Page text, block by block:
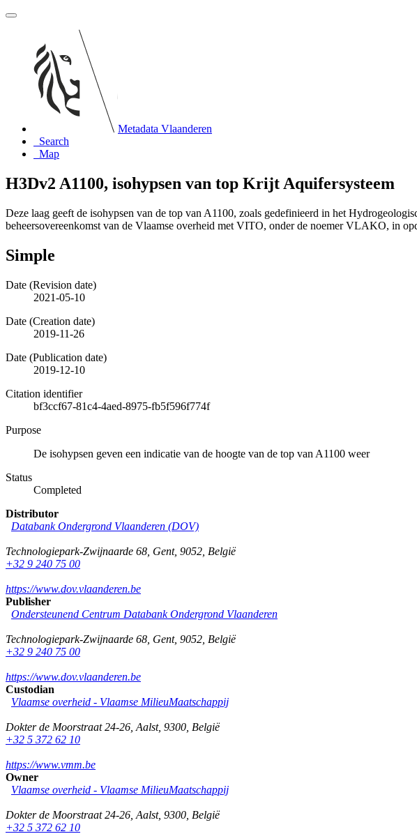
Metadata Vlaanderen
Search
Map
H3Dv2 A1100, isohypsen van top Krijt Aquifersysteem
Deze laag geeft de isohypsen van de top van A1100, zoals gedefinieerd in het
beheersovereenkomst van de Vlaamse overheid met VITO, onder de noemer VLAKO, in
Simple
Date (Revision date)
2021-05-10
Date (Creation date)
2019-11-26
Date (Publication date)
2019-12-10
Citation identifier
bf3ccf67-81c4-4aed-8975-fb5f596f774f
Purpose
De isohypsen geven een indicatie van de hoogte van de top van A1100 weer
Status
Completed
Distributor
Databank Ondergrond Vlaanderen (DOV)
Technologiepark-Zwijnaarde 68 Gent, 9052 België
+32 9 240 75 00
https://www.dov.vlaanderen.be
Publisher
Ondersteunend Centrum Databank Ondergrond Vlaanderen
Technologiepark-Zwijnaarde 68 Gent, 9052 België
+32 9 240 75 00
https://www.dov.vlaanderen.be
Custodian
Vlaamse overheid - Vlaamse MilieuMaatschappij
Dokter de Moorstraat 24-26 Aalst, 9300 België
+32 5 372 62 10
https://www.vmm.be
Owner
Vlaamse overheid - Vlaamse MilieuMaatschappij
Dokter de Moorstraat 24-26 Aalst, 9300 België
+32 5 372 62 10